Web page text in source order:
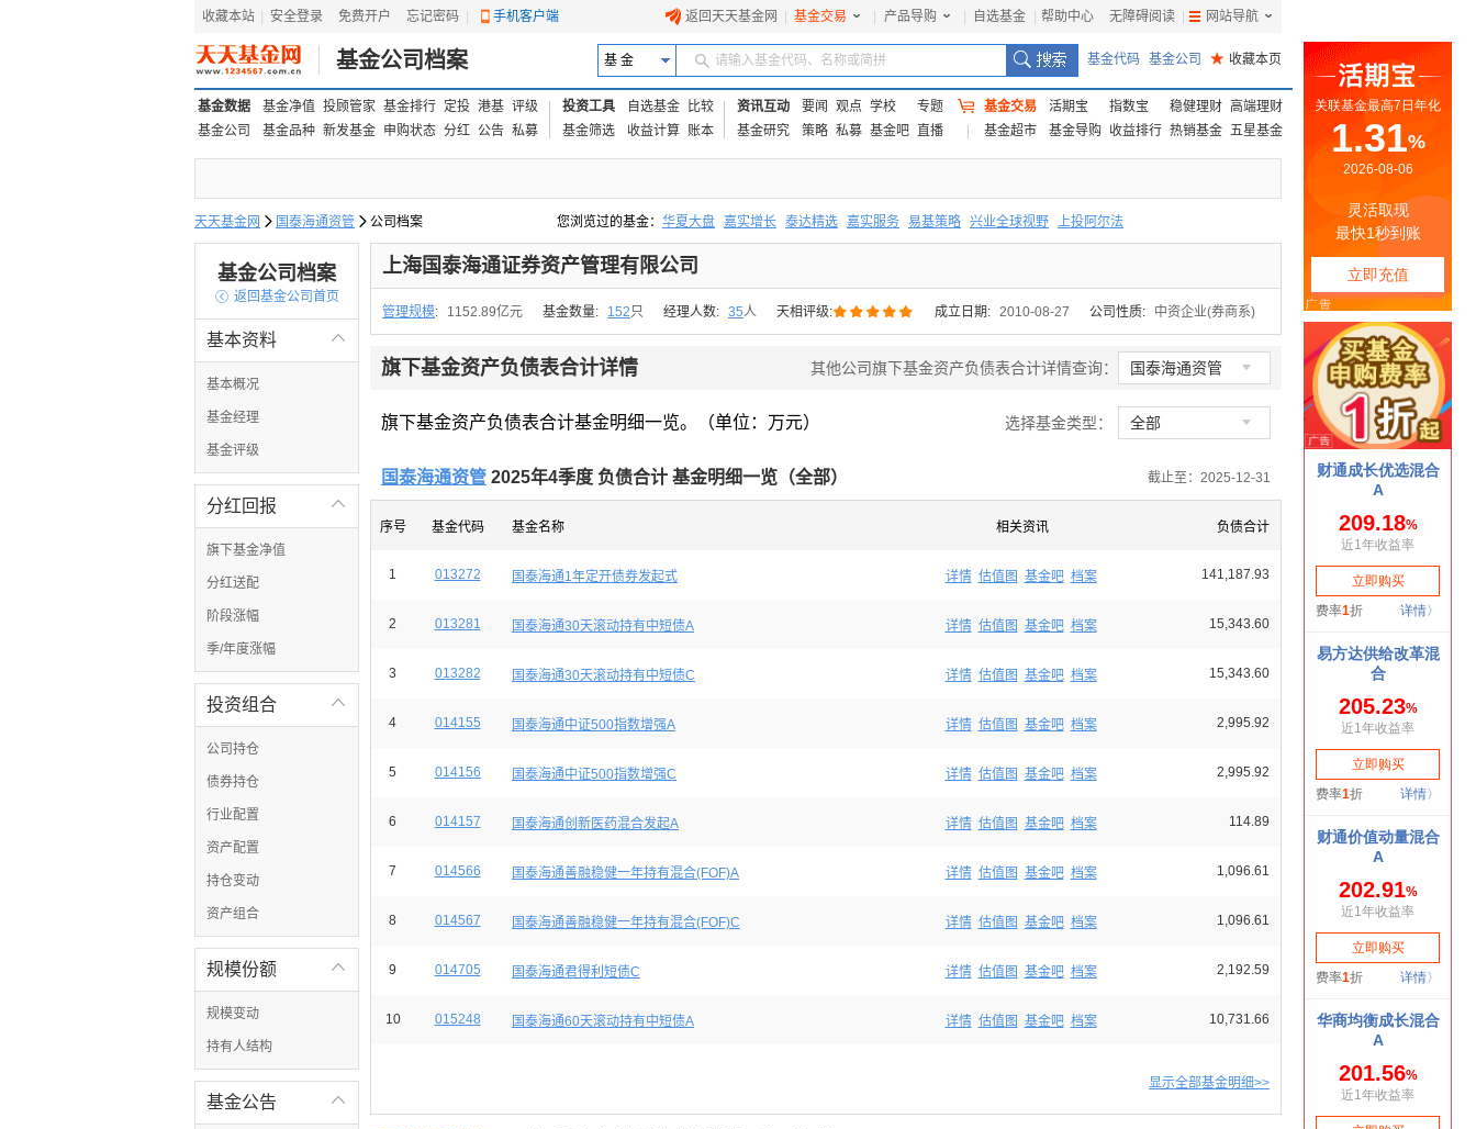
收藏本站 安全登录 免费开户 忘记密码 手机客户端 返回天天基金网 基金交易 产品导购 自选基金 帮助中心 无障碍阅读 网站导航
基金公司档案 基 金 请输入基金代码、名称或简拼 基金代码 基金公司 ★ 收藏本页
基金数据 基金净值 投顾管家 基金排行 定投 港基 评级
基金公司
基金品种 新发基金 申购状态 分红 公告 私募
投资工具 自选基金
比较
基金筛选
收益计算 账本
资讯互动 要闻 观点 学校
专题
基金研究
策略 私募 基金吧 直播
基金交易 活期宝 指数宝 稳健理财 高端理财
基金超市
基金导购 收益排行 热销基金 五星基金
天天基金网  国泰海通资管  公司档案 您浏览过的基金： 华夏大盘 嘉实增长 泰达精选 嘉实服务 易基策略 兴业全球视野 上投阿尔法
易方达上证中盘ETF联接A
基金公司档案
 返回基金公司首页

基本资料
基本概况
基金经理
基金评级

分红回报
旗下基金净值
分红送配
阶段涨幅
季/年度涨幅

投资组合
公司持仓
债券持仓
行业配置
资产配置
持仓变动
资产组合

规模份额
规模变动
持有人结构

基金公告
上海国泰海通证券资产管理有限公司
管理规模: 1152.89亿元 基金数量: 152只 经理人数: 35人 天相评级: 成立日期: 2010-08-27 公司性质: 中资企业(券商系)
旗下基金资产负债表合计详情 其他公司旗下基金资产负债表合计详情查询： 国泰海通资管 
旗下基金资产负债表合计基金明细一览。（单位：万元） 选择基金类型： 全部 
国泰海通资管 2025年4季度 负债合计 基金明细一览（全部） 截止至：2025-12-31
序号 基金代码 基金名称 相关资讯 负债合计
1 013272 国泰海通1年定开债券发起式 详情 估值图 基金吧 档案 141,187.93
2 013281 国泰海通30天滚动持有中短债A 详情 估值图 基金吧 档案 15,343.60
3 013282 国泰海通30天滚动持有中短债C 详情 估值图 基金吧 档案 15,343.60
4 014155 国泰海通中证500指数增强A 详情 估值图 基金吧 档案 2,995.92
5 014156 国泰海通中证500指数增强C 详情 估值图 基金吧 档案 2,995.92
6 014157 国泰海通创新医药混合发起A 详情 估值图 基金吧 档案 114.89
7 014566 国泰海通善融稳健一年持有混合(FOF)A 详情 估值图 基金吧 档案 1,096.61
8 014567 国泰海通善融稳健一年持有混合(FOF)C 详情 估值图 基金吧 档案 1,096.61
9 014705 国泰海通君得利短债C 详情 估值图 基金吧 档案 2,192.59
10 015248 国泰海通60天滚动持有中短债A 详情 估值图 基金吧 档案 10,731.66
显示全部基金明细>>